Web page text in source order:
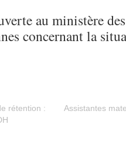
au ministère
concernant la
rétention :
Assistantes